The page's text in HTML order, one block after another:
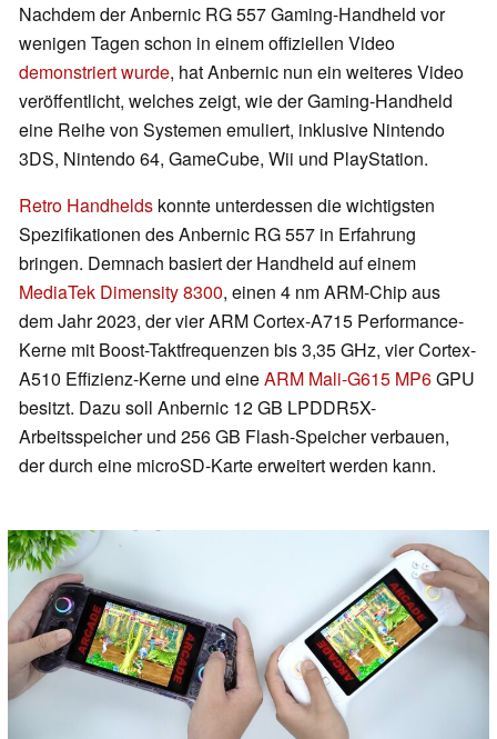
Nachdem der Anbernic RG 557 Gaming-Handheld vor
wenigen Tagen schon in einem offiziellen Video
demonstriert wurde, hat Anbernic nun ein weiteres Video
veröffentlicht, welches zeigt, wie der Gaming-Handheld
eine Reihe von Systemen emuliert, inklusive Nintendo
3DS, Nintendo 64, GameCube, Wii und PlayStation.
Retro Handhelds konnte unterdessen die wichtigsten
Spezifikationen des Anbernic RG 557 in Erfahrung
bringen. Demnach basiert der Handheld auf einem
MediaTek Dimensity 8300, einen 4 nm ARM-Chip aus
dem Jahr 2023, der vier ARM Cortex-A715 Performance-
Kerne mit Boost-Taktfrequenzen bis 3,35 GHz, vier Cortex-
A510 Effizienz-Kerne und eineARM Mali-G615 MP6GPU
besitzt. Dazu soll Anbernic 12 GB LPDDR5X-
Arbeitsspeicher und 256 GB Flash-Speicher verbauen,
der durch eine microSD-Karte erweitert werden kann.